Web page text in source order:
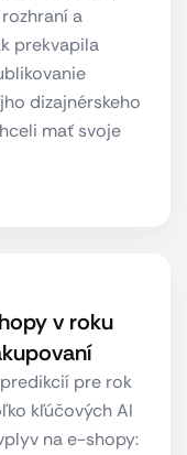
a
prekvapila
dizajnérskeho
mať svoje
v roku
pre rok
kľúčových AI
na e-shopy: